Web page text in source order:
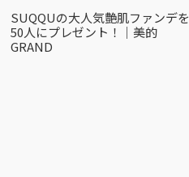
SUQQUの大人気艶肌ファンデを
50人にプレゼント！｜美的
GRAND